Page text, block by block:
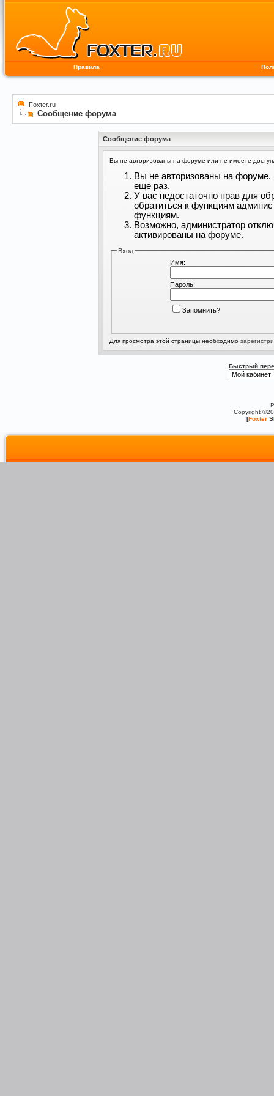
Правила
Foxter.ru
Сообщение форума
Сообщение форума
Вы не авторизованы на форуме или не имеете
Вы не авторизованы на форуме.
еще раз.
У вас недостаточно прав для
обратиться к функциям
функциям.
Возможно, администратор
активированы на форуме.
Вход
Имя:
Пароль:
Запомнить?
Для просмотра этой страницы необходимо
Быстрый
Copyright
[Foxter